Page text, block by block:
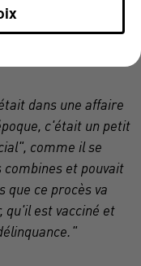
la drogue, des
trop de
dans une affaire
c'était un petit
comme il se
et pouvait
que ce procès va
qu'il est vacciné et